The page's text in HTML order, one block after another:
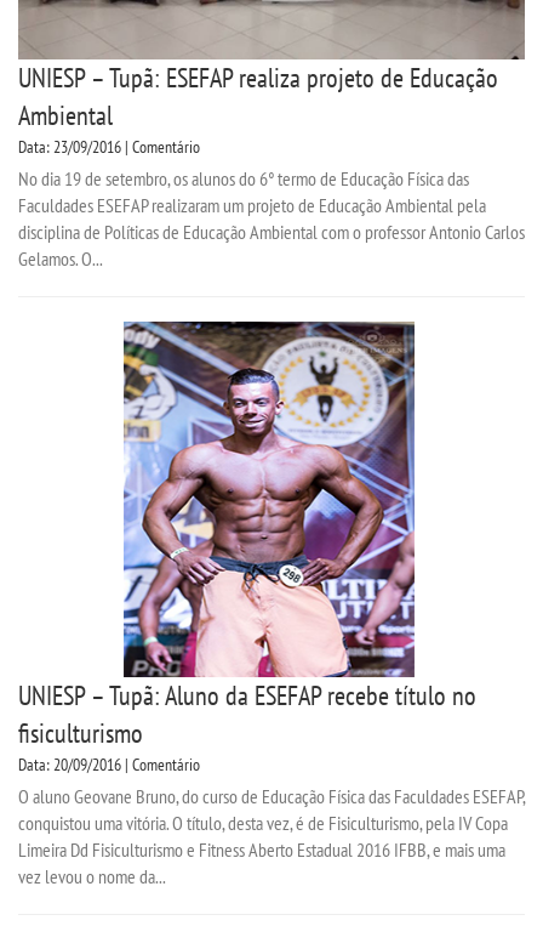
UNIESP – Tupã: ESEFAP realiza projeto de Educação
Ambiental
Data: 23/09/2016 | Comentário
No dia 19 de setembro, os alunos do 6° termo de Educação Física das
Faculdades ESEFAP realizaram um projeto de Educação Ambiental pela
disciplina de Políticas de Educação Ambiental com o professor Antonio Carlos
Gelamos. O...
UNIESP – Tupã: Aluno da ESEFAP recebe título no
fisiculturismo
Data: 20/09/2016 | Comentário
O aluno Geovane Bruno, do curso de Educação Física das Faculdades ESEFAP,
conquistou uma vitória. O título, desta vez, é de Fisiculturismo, pela IV Copa
Limeira Dd Fisiculturismo e Fitness Aberto Estadual 2016 IFBB, e mais uma
vez levou o nome da...